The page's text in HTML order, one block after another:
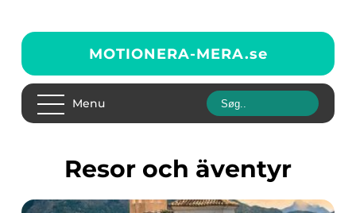
MOTIONERA-MERA.se
Menu
Resor och äventyr